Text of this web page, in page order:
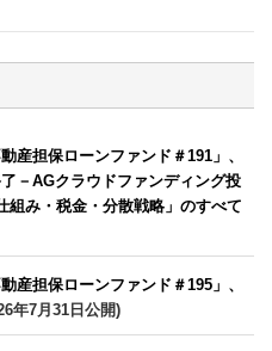
産担保ローンファンド＃191」、
－AGクラウドファンディング投
組み・税金・分散戦略」のすべて
産担保ローンファンド＃195」、
年7月31日公開)